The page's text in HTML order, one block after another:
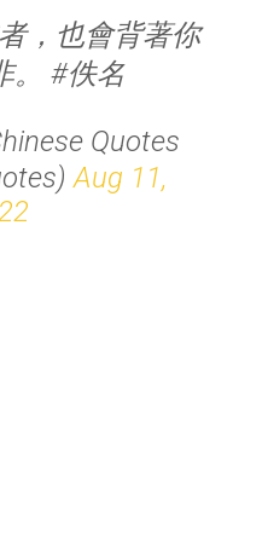
，也會背著你
。 #佚名
Quotes
Aug 11,